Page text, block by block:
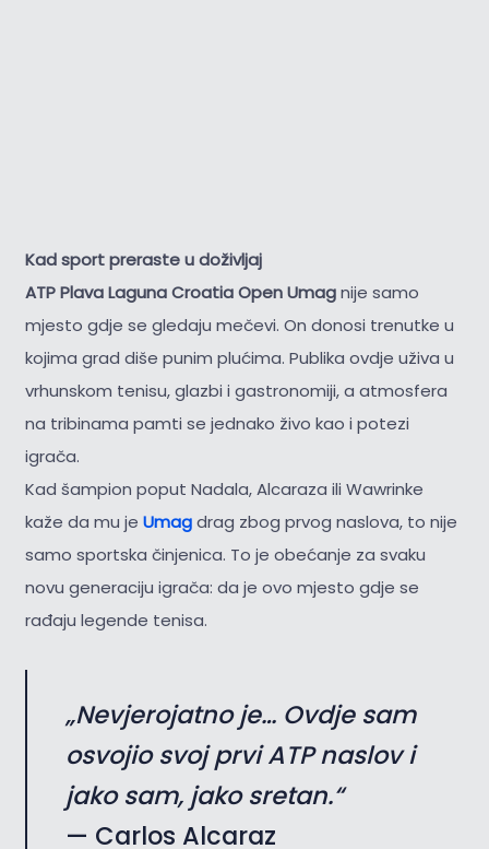
Kad sport preraste u doživljaj
ATP Plava Laguna Croatia Open Umagnije samo
mjesto gdje se gledaju mečevi. On donosi trenutke u
kojima grad diše punim plućima. Publika ovdje uživa u
vrhunskom tenisu, glazbi i gastronomiji, a atmosfera
na tribinama pamti se jednako živo kao i potezi
igrača.
Kad šampion poput Nadala, Alcaraza ili Wawrinke
kaže da mu je Umagdrag zbog prvog naslova, to nije
samo sportska činjenica. To je obećanje za svaku
novu generaciju igrača: da je ovo mjesto gdje se
rađaju legende tenisa.
„Nevjerojatno je… Ovdje sam
osvojio svoj prvi ATP naslov i
jako sam, jako sretan.“
— Carlos Alcaraz